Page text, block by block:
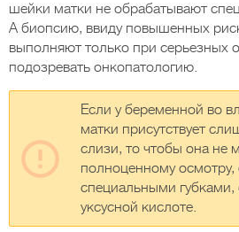
шейки матки не обрабатывают
А биопсию, ввиду повышенных
выполняют только при серьезных
подозревать онкопатологию.
Если у беременной во
матки присутствует
слизи, то чтобы она не
полноценному осмотру,
специальными
уксусной кислоте.